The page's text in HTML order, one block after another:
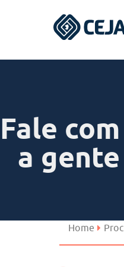
Fale com
a gente
Home